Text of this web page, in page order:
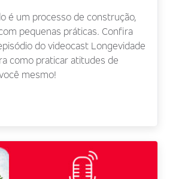
é um processo de construção,
pequenas práticas. Confira
do videocast Longevidade
como praticar atitudes de
mesmo!